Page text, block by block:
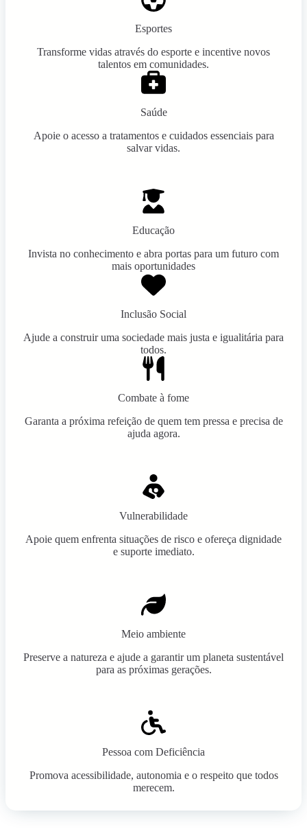
Esportes
Transforme vidas através do esporte e incentive novos
talentos em comunidades.
Saúde
Apoie o acesso a tratamentos e cuidados essenciais para
salvar vidas.
Educação
Invista no conhecimento e abra portas para um futuro com
mais oportunidades
Inclusão Social
Ajude a construir uma sociedade mais justa e igualitária para
todos.
Combate à fome
Garanta a próxima refeição de quem tem pressa e precisa de
ajuda agora.
Vulnerabilidade
Apoie quem enfrenta situações de risco e ofereça dignidade
e suporte imediato.
Meio ambiente
Preserve a natureza e ajude a garantir um planeta sustentável
para as próximas gerações.
Pessoa com Deficiência
Promova acessibilidade, autonomia e o respeito que todos
merecem.